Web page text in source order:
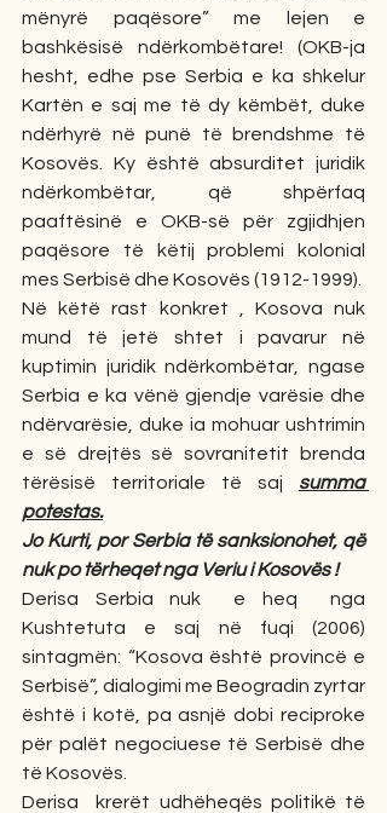
mënyrë paqësore” me lejen e
bashkësisë ndërkombëtare! (OKB-ja
hesht, edhe pse Serbia e ka shkelur
Kartën e saj me të dy këmbët, duke
ndërhyrë në punë të brendshme të
Kosovës. Ky është absurditet juridik
ndërkombëtar, që shpërfaq
paaftësinë e OKB-së për zgjidhjen
paqësore të këtij problemi kolonial
mes Serbisë dhe Kosovës (1912-1999).
Në këtë rast konkret , Kosova nuk
mund të jetë shtet i pavarur në
kuptimin juridik ndërkombëtar, ngase
Serbia e ka vënë gjendje varësie dhe
ndërvarësie, duke ia mohuar ushtrimin
e së drejtës së sovranitetit brenda
tërësisë territoriale të saj summa
potestas.
Jo Kurti, por Serbia të sanksionohet, që
nuk po tërheqet nga Veriu i Kosovës !
Derisa Serbia nuk  e heq  nga
Kushtetuta e saj në fuqi (2006)
sintagmën: “Kosova është provincë e
Serbisë”, dialogimi me Beogradin zyrtar
është i kotë, pa asnjë dobi reciproke
për palët negociuese të Serbisë dhe
të Kosovës.
Derisa  krerët udhëheqës politikë të